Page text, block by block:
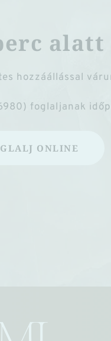
alatt
hozzáállással
foglaljanak
ONLINE